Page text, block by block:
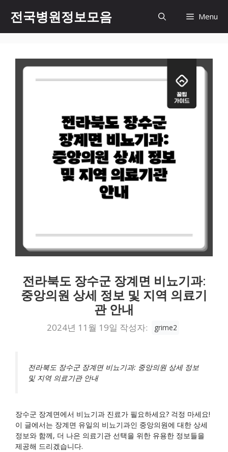
츠
전국병원정보모음 Menu
전라북도 장수군 장계면 비뇨기과:
중앙의원 상세 정보 및 지역 의료기
관 안내
2024년 11월 19일 작성자: grime2
전라북도 장수군 장계면 비뇨기과: 중앙의원 상세 정보
및 지역 의료기관 안내
장수군 장계면에서 비뇨기과 진료가 필요하세요? 걱정 마세요!
이 글에서는 장계면 유일의 비뇨기과인 중앙의원에 대한 상세
정보와 함께, 더 나은 의료기관 선택을 위한 유용한 정보들을
제공해 드리겠습니다.